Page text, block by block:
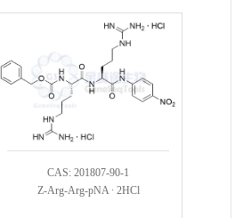
CAS: 201807-90-1
Z-Arg-Arg-pNA ∙ 2HCl